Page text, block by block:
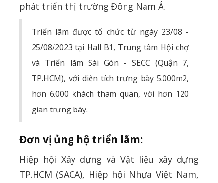
phát triển thị trường Đông Nam Á.
Triển lãm được tổ chức từ ngày 23/08 -
25/08/2023 tại Hall B1, Trung tâm Hội chợ
và Triển lãm Sài Gòn - SECC (Quận 7,
TP.HCM), với diện tích trưng bày 5.000m2,
hơn 6.000 khách tham quan, với hơn 120
gian trưng bày.
Đơn vị ủng hộ triển lãm:
Hiệp hội Xây dựng và Vật liệu xây dựng
TP.HCM (SACA), Hiệp hội Nhựa Việt Nam,